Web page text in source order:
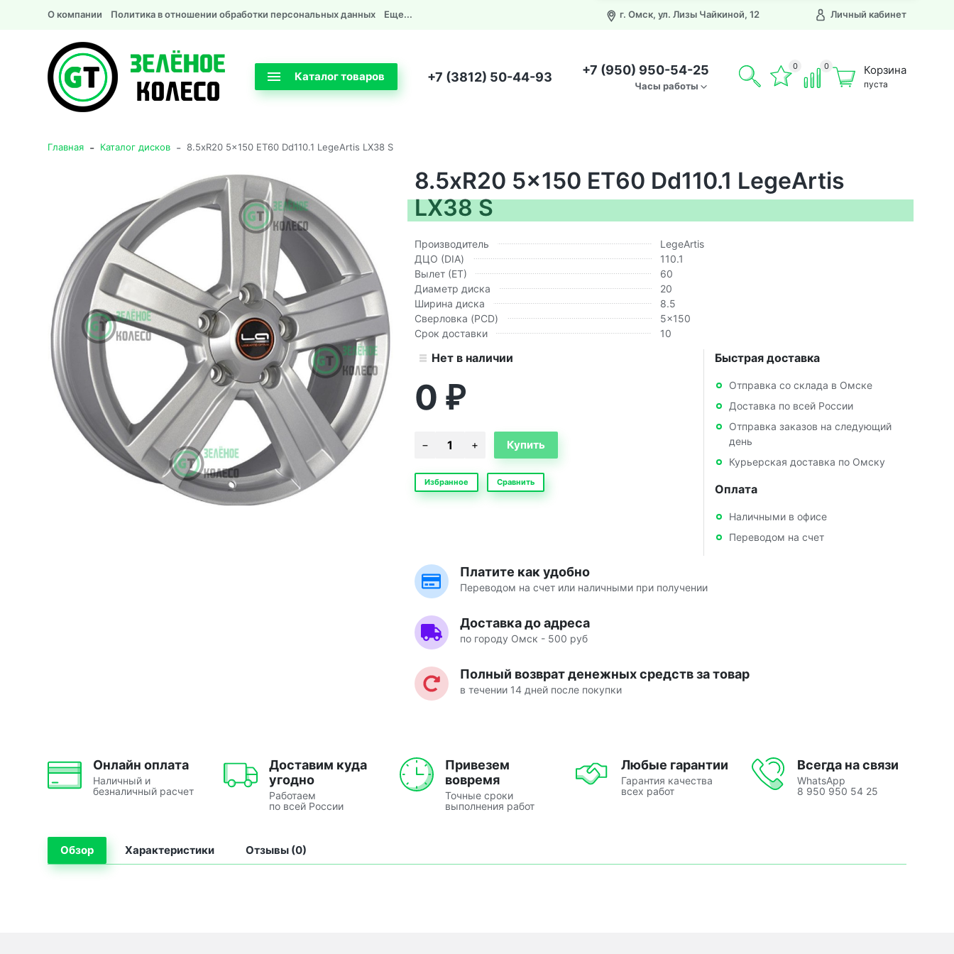
О компании Политика в отношении обработки персональных данных Еще... г. Омск, ул. Лизы Чайкиной, 12 Личный кабинет
Каталог товаров +7 (3812) 50-44-93 +7 (950) 950-54-25
Часы работы
0 0 Корзина
пуста
Главная - Каталог дисков - 8.5xR20 5x150 ET60 Dd110.1 LegeArtis LX38 S
8.5xR20 5x150 ET60 Dd110.1 LegeArtis
LX38 S
Производитель
LegeArtis
ДЦО (DIA)
110.1
Вылет (ЕТ)
60
Диаметр диска
20
Ширина диска
8.5
Сверловка (PCD)
5x150
Срок доставки
10
Нет в наличии
0 ₽
Избранное Сравнить
Быстрая доставка
Отправка со склада в Омске
Доставка по всей России
Отправка заказов на следующий
день
Курьерская доставка по Омску
Оплата
Наличными в офисе
Переводом на счет
Платите как удобно
Переводом на счет или наличными при получении
Доставка до адреса
по городу Омск - 500 руб
Полный возврат денежных средств за товар
в течении 14 дней после покупки
Онлайн оплата
Наличный и
безналичный расчет
Доставим куда
угодно
Работаем
по всей России
Привезем
вовремя
Точные сроки
выполнения работ
Любые гарантии
Гарантия качества
всех работ
Всегда на связи
WhatsApp
8 950 950 54 25
Обзор Характеристики Отзывы (0)